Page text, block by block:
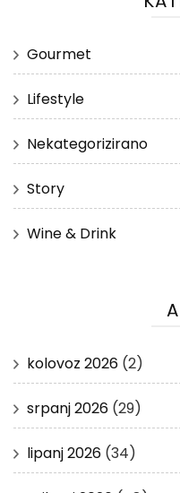
Gourmet
Lifestyle
Nekategorizirano
Story
Wine & Drink
kolovoz 2026 (2)
srpanj 2026 (29)
lipanj 2026 (34)